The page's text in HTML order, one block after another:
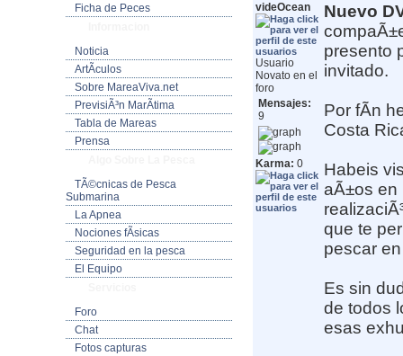
Ficha de Peces
Noticia
ArtÃ­culos
Sobre MareaViva.net
PrevisiÃ³n MarÃ­tima
Tabla de Mareas
Prensa
TÃ©cnicas de Pesca
Submarina
La Apnea
Nociones fÃ­sicas
Seguridad en la pesca
El Equipo
Foro
Chat
Fotos capturas
videOcean
Usuario
Novato en el
foro
Mensajes:
9
Karma: 0
Nuevo
presento
invitado.
Por fÃ­n
Costa
Habeis
aÃ±os en
que te
pescar
Es sin
de todos
esas